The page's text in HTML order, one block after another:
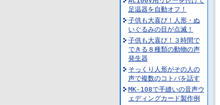
足温器を自動オフ！
子供も大喜び！人形・ぬ
いぐるみの目が点滅！
子供も大喜び！３時間で
できる８種類の動物の声
発生器
そっくり人形がその人の
声で複数のコトバを話す
MK-108で手縫いの音声ウ
ェディングカード製作例